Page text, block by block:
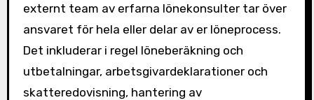
externt team av erfarna lönekonsulter tar över
ansvaret för hela eller delar av er löneprocess.
Det inkluderar i regel löneberäkning och
utbetalningar, arbetsgivardeklarationer och
skatteredovisning, hantering av